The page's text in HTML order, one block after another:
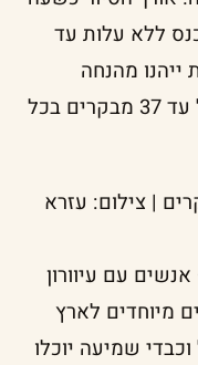
ללא עלות עד
ייהנו מהנחה
קבועה. הסיור ייערך בקבוצות של עד 37 מבקרים בכל
| צילום: עזרא
עם עיוורון
מיוחדים לארץ
שמיעה יוכלו